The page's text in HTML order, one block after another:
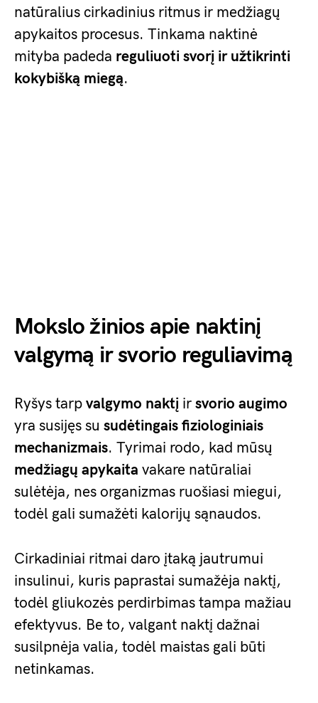
natūralius cirkadinius ritmus ir medžiagų
apykaitos procesus. Tinkama naktinė
mityba padeda reguliuoti svorį ir užtikrinti
kokybišką miegą.
Mokslo žinios apie naktinį
valgymą ir svorio reguliavimą
Ryšys tarp valgymo naktį ir svorio augimo
yra susijęs su sudėtingais fiziologiniais
mechanizmais. Tyrimai rodo, kad mūsų
medžiagų apykaita vakare natūraliai
sulėtėja, nes organizmas ruošiasi miegui,
todėl gali sumažėti kalorijų sąnaudos.
Cirkadiniai ritmai daro įtaką jautrumui
insulinui, kuris paprastai sumažėja naktį,
todėl gliukozės perdirbimas tampa mažiau
efektyvus. Be to, valgant naktį dažnai
susilpnėja valia, todėl maistas gali būti
netinkamas.